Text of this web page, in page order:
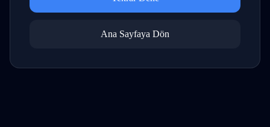
Ana Sayfaya Dön